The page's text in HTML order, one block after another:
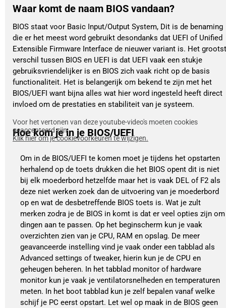
Waar komt de naam BIOS vandaan?
BIOS staat voor Basic Input/Output System, Dit is de benaming
die er het meest word gebruikt desondanks dat UEFI of Unified
Extensible Firmware Interface de nieuwer variant is. Het
verschil tussen BIOS en UEFI is dat UEFI vaak een stukje
gebruiksvriendelijker is en BIOS zich vaak richt op de basis
functionaliteit. Het is belangerijk om bekend te zijn met het
BIOS/UEFI want bijna alles wat hier word ingesteld heeft direct
invloed om de prestaties en stabiliteit van je systeem.
Hoe kom je in je BIOS/UEFI
Om in de BIOS/UEFI te komen moet je tijdens het opstarten
herhalend op de toets drukken die het BIOS opent dit is niet
bij elk moederbord hetzelfde maar het is vaak DEL of F2 als
deze niet werken zoek dan de uitvoering van je moederbord
op en wat de desbetreffende BIOS toets is. Wat je zult
merken zodra je de BIOS in komt is dat er veel opties zijn om
dingen aan te passen. Op het beginscherm kun je vaak
overzichten zien van je CPU, RAM en opslag. De meer
geavanceerde instelling vind je vaak onder een tabblad als
Advanced settings of tweaker, hierin kun je de CPU en
geheugen beheren. In het tabblad monitor of hardware
monitor kun je vaak je ventilatorsnelheden en temperaturen
meten. In het boot tabblad kun je zelf bepalen vanaf welke
schijf je PC eerst opstart. Let wel op maak in de BIOS geen
Voor het vertonen van deze youtube-video's moeten cookies
geaccepteerd zijn.
Klik hier om je cookievoorkeuren te wijzigen.